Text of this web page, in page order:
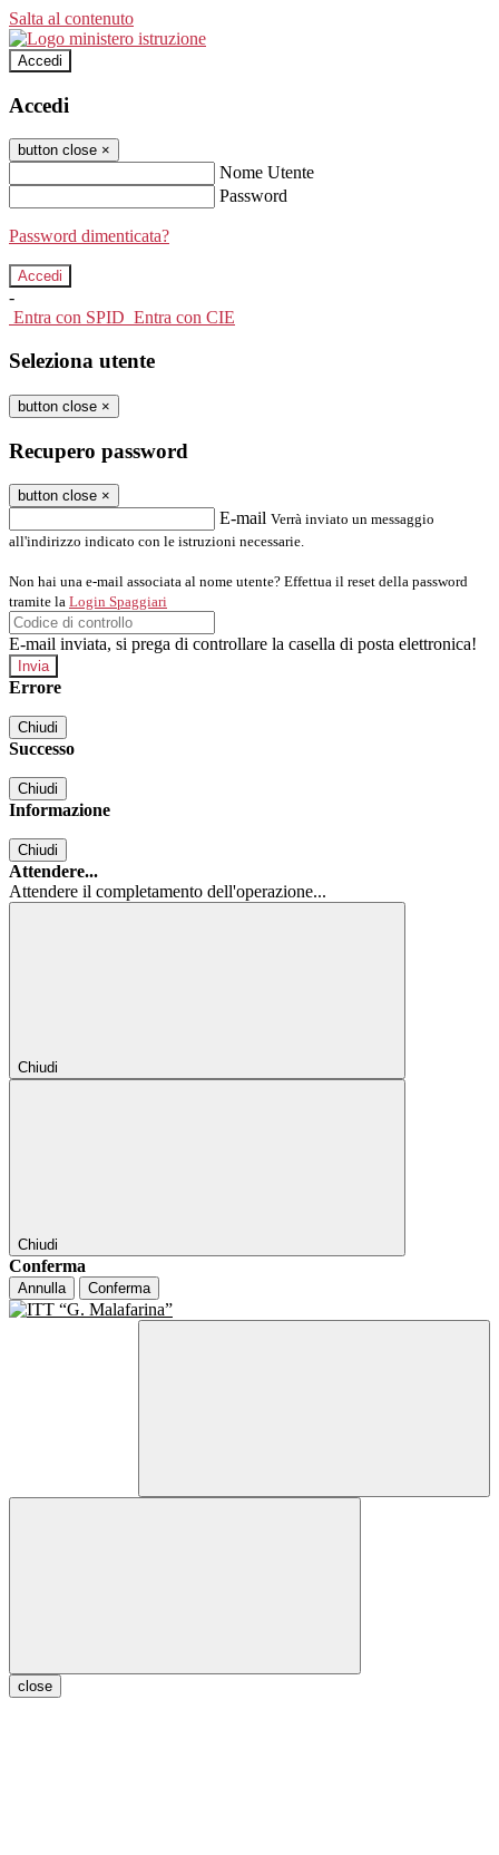
Salta al contenuto
Accedi
Accedi
button close ×
Nome Utente
Password
Password dimenticata?
-
Entra con SPID Entra con CIE
Seleziona utente
button close ×
Recupero password
button close ×
E-mail Verrà inviato un messaggio
all'indirizzo indicato con le istruzioni necessarie.
Non hai una e-mail associata al nome utente? Effettua il reset della password
tramite la Login Spaggiari
E-mail inviata, si prega di controllare la casella di posta elettronica!
Errore
Chiudi
Successo
Chiudi
Informazione
Chiudi
Attendere...
Attendere il completamento dell'operazione...
Chiudi
Chiudi
Conferma
Annulla Conferma
close